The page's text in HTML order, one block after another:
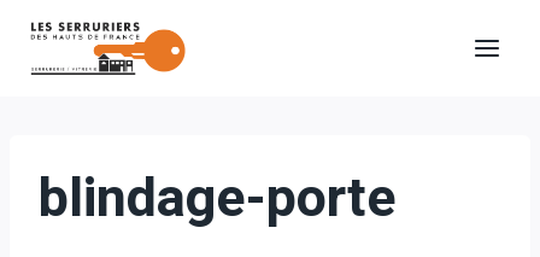
Aller
blindage-porte